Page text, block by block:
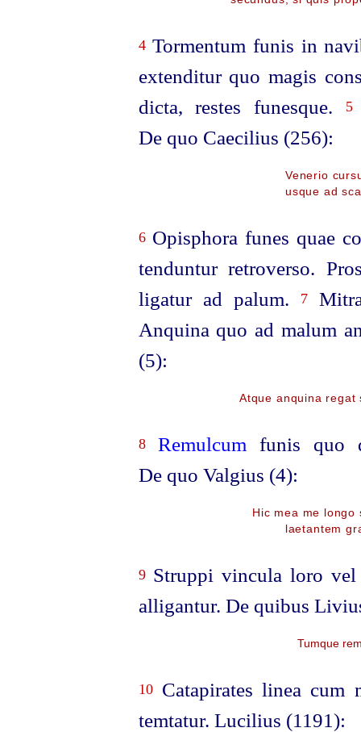
4Tormentum funis in
extenditur quo magis
dicta, restes funesque.
5
De quo Caecilius (256):
Venerio
usque ad
6Opisphora funes quae
tenduntur retroverso.
ligatur ad palum.
7Mitra
Anquina quo ad malum
(5):
Atque anquina regat
8 Remulcumfunis quo
De quo Valgius (4):
Hic mea me
laetantem
9Struppi vincula loro vel
alligantur. De quibus
Tumque
10Catapirates linea cum
temtatur. Lucilius (1191):